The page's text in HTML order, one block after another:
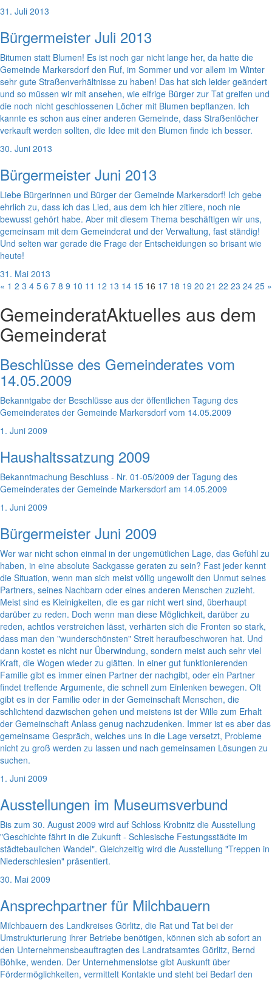
31. Juli 2013
Bürgermeister Juli 2013
Bitumen statt Blumen! Es ist noch gar nicht lange her, da hatte die
Gemeinde Markersdorf den Ruf, im Sommer und vor allem im Winter
sehr gute Straßenverhältnisse zu haben! Das hat sich leider geändert
und so müssen wir mit ansehen, wie eifrige Bürger zur Tat greifen und
die noch nicht geschlossenen Löcher mit Blumen bepflanzen. Ich
kannte es schon aus einer anderen Gemeinde, dass Straßenlöcher
verkauft werden sollten, die Idee mit den Blumen finde ich besser.
30. Juni 2013
Bürgermeister Juni 2013
Liebe Bürgerinnen und Bürger der Gemeinde Markersdorf! Ich gebe
ehrlich zu, dass ich das Lied, aus dem ich hier zitiere, noch nie
bewusst gehört habe. Aber mit diesem Thema beschäftigen wir uns,
gemeinsam mit dem Gemeinderat und der Verwaltung, fast ständig!
Und selten war gerade die Frage der Entscheidungen so brisant wie
heute!
31. Mai 2013
« 1 2 3 4 5 6 7 8 9 10 11 12 13 14 15 16 17 18 19 20 21 22 23 24 25 »
GemeinderatAktuelles aus dem
Gemeinderat
Beschlüsse des Gemeinderates vom
14.05.2009
Bekanntgabe der Beschlüsse aus der öffentlichen Tagung des
Gemeinderates der Gemeinde Markersdorf vom 14.05.2009
1. Juni 2009
Haushaltssatzung 2009
Bekanntmachung Beschluss - Nr. 01-05/2009 der Tagung des
Gemeinderates der Gemeinde Markersdorf am 14.05.2009
1. Juni 2009
Bürgermeister Juni 2009
Wer war nicht schon einmal in der ungemütlichen Lage, das Gefühl zu
haben, in eine absolute Sackgasse geraten zu sein? Fast jeder kennt
die Situation, wenn man sich meist völlig ungewollt den Unmut seines
Partners, seines Nachbarn oder eines anderen Menschen zuzieht.
Meist sind es Kleinigkeiten, die es gar nicht wert sind, überhaupt
darüber zu reden. Doch wenn man diese Möglichkeit, darüber zu
reden, achtlos verstreichen lässt, verhärten sich die Fronten so stark,
dass man den "wunderschönsten" Streit heraufbeschworen hat. Und
dann kostet es nicht nur Überwindung, sondern meist auch sehr viel
Kraft, die Wogen wieder zu glätten. In einer gut funktionierenden
Familie gibt es immer einen Partner der nachgibt, oder ein Partner
findet treffende Argumente, die schnell zum Einlenken bewegen. Oft
gibt es in der Familie oder in der Gemeinschaft Menschen, die
schlichtend dazwischen gehen und meistens ist der Wille zum Erhalt
der Gemeinschaft Anlass genug nachzudenken. Immer ist es aber das
gemeinsame Gespräch, welches uns in die Lage versetzt, Probleme
nicht zu groß werden zu lassen und nach gemeinsamen Lösungen zu
suchen.
1. Juni 2009
Ausstellungen im Museumsverbund
Bis zum 30. August 2009 wird auf Schloss Krobnitz die Ausstellung
"Geschichte fährt in die Zukunft - Schlesische Festungsstädte im
städtebaulichen Wandel". Gleichzeitig wird die Ausstellung "Treppen in
Niederschlesien" präsentiert.
30. Mai 2009
Ansprechpartner für Milchbauern
Milchbauern des Landkreises Görlitz, die Rat und Tat bei der
Umstrukturierung ihrer Betriebe benötigen, können sich ab sofort an
den Unternehmensbeauftragten des Landratsamtes Görlitz, Bernd
Böhlke, wenden. Der Unternehmenslotse gibt Auskunft über
Fördermöglichkeiten, vermittelt Kontakte und steht bei Bedarf den